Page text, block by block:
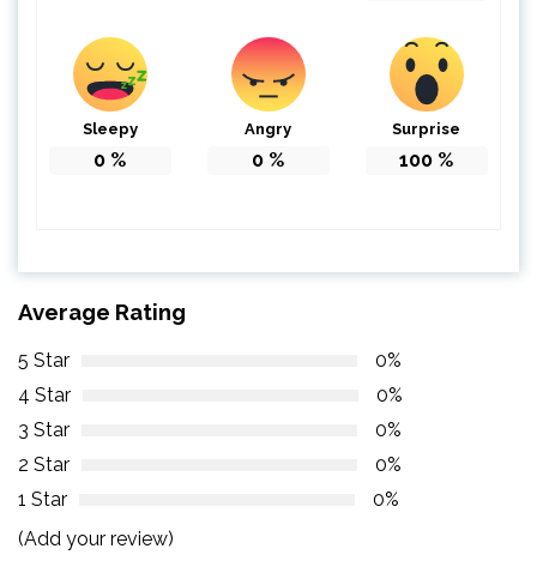
Sleepy
0 %
Angry
0 %
Surprise
100 %
Average Rating
5 Star
0%
4 Star
0%
3 Star
0%
2 Star
0%
1 Star
0%
(Add your review)